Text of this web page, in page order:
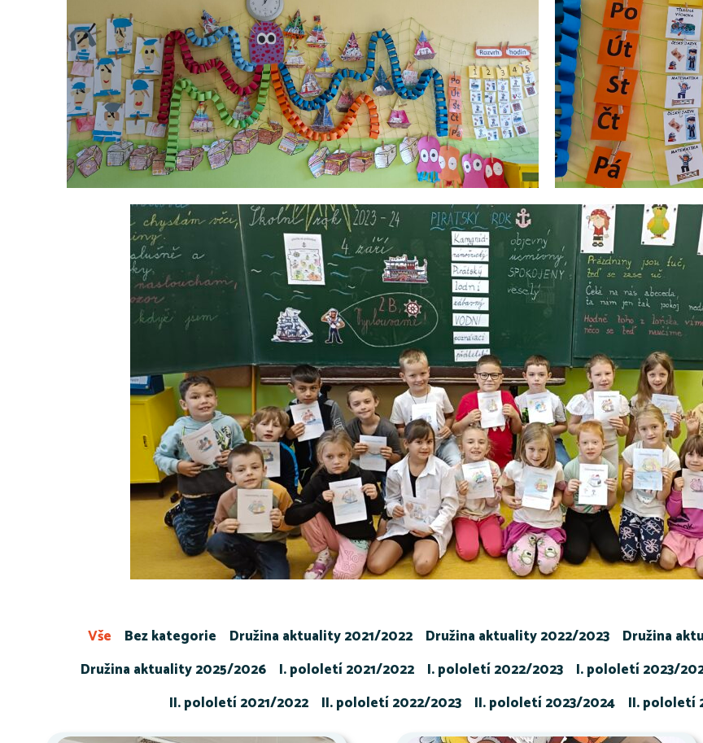
Bez kategorie Družina aktuality 2021/2022 Družina aktuality 2022/2023 Družina
Družina aktuality 2025/2026
I. pololetí 2021/2022 I. pololetí 2022/2023 I. pololetí 2023/
II. pololetí 2021/2022
II. pololetí 2022/2023 II. pololetí 2023/2024 II. pololetí
Vše